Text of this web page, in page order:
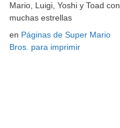
Mario, Luigi, Yoshi y Toad con
muchas estrellas
en Páginas de Super Mario
Bros. para imprimir